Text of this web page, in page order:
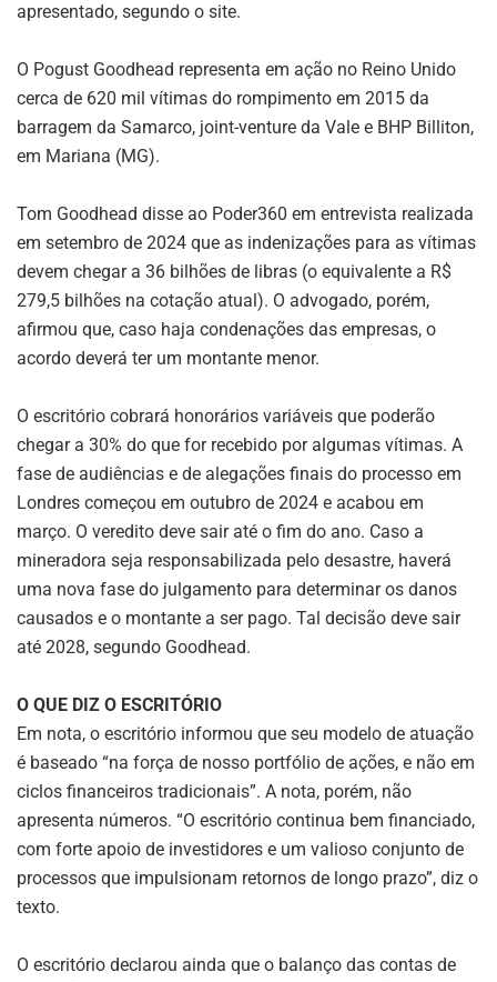
apresentado, segundo o site.
O Pogust Goodhead representa em ação no Reino Unido
cerca de 620 mil vítimas do rompimento em 2015 da
barragem da Samarco, joint-venture da Vale e BHP Billiton,
em Mariana (MG).
Tom Goodhead disse ao Poder360 em entrevista realizada
em setembro de 2024 que as indenizações para as vítimas
devem chegar a 36 bilhões de libras (o equivalente a R$
279,5 bilhões na cotação atual). O advogado, porém,
afirmou que, caso haja condenações das empresas, o
acordo deverá ter um montante menor.
O escritório cobrará honorários variáveis que poderão
chegar a 30% do que for recebido por algumas vítimas. A
fase de audiências e de alegações finais do processo em
Londres começou em outubro de 2024 e acabou em
março. O veredito deve sair até o fim do ano. Caso a
mineradora seja responsabilizada pelo desastre, haverá
uma nova fase do julgamento para determinar os danos
causados e o montante a ser pago. Tal decisão deve sair
até 2028, segundo Goodhead.
O QUE DIZ O ESCRITÓRIO
Em nota, o escritório informou que seu modelo de atuação
é baseado “na força de nosso portfólio de ações, e não em
ciclos financeiros tradicionais”. A nota, porém, não
apresenta números. “O escritório continua bem financiado,
com forte apoio de investidores e um valioso conjunto de
processos que impulsionam retornos de longo prazo”, diz o
texto.
O escritório declarou ainda que o balanço das contas de